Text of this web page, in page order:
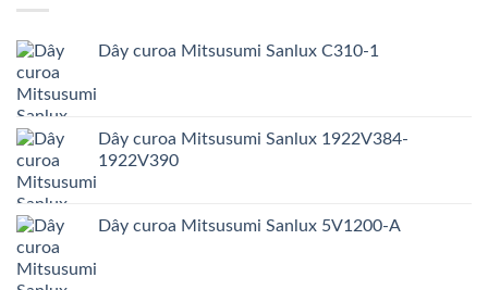
Dây curoa Mitsusumi Sanlux C310-1
Dây curoa Mitsusumi Sanlux 1922V384-
1922V390
Dây curoa Mitsusumi Sanlux 5V1200-A